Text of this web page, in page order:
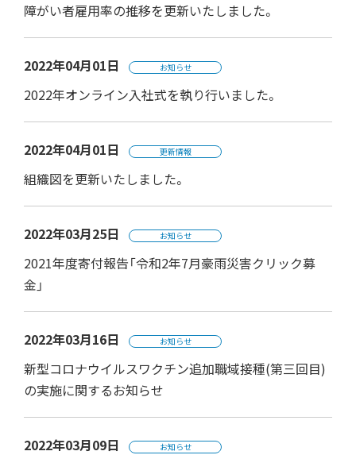
障がい者雇用率の推移を更新いたしました。
2022年04月01日 お知らせ
2022年オンライン入社式を執り行いました。
2022年04月01日 更新情報
組織図を更新いたしました。
2022年03月25日 お知らせ
2021年度寄付報告「令和2年7月豪雨災害クリック募
金」
2022年03月16日 お知らせ
新型コロナウイルスワクチン追加職域接種(第三回目)
の実施に関するお知らせ
2022年03月09日 お知らせ